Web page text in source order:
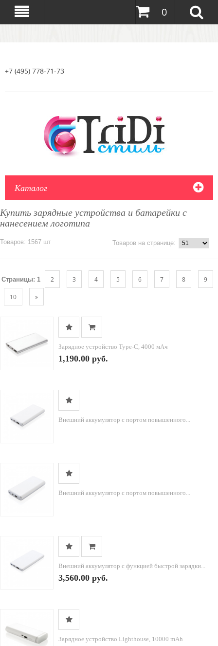
0
+7 (495) 778-71-73
Каталог
Купить зарядные устройства и батарейки с
нанесением логотипа
Товаров: 1567 шт Товаров на странице:
Страницы: 1 2 3 4 5 6 7 8 9
10 »
Зарядное устройство Type-C, 4000 мАч
1,190.00 руб.
Внешний аккумулятор с портом повышенного...
Внешний аккумулятор с портом повышенного...
Внешний аккумулятор с функцией быстрой зарядки...
3,560.00 руб.
Зарядное устройство Lighthouse, 10000 mAh